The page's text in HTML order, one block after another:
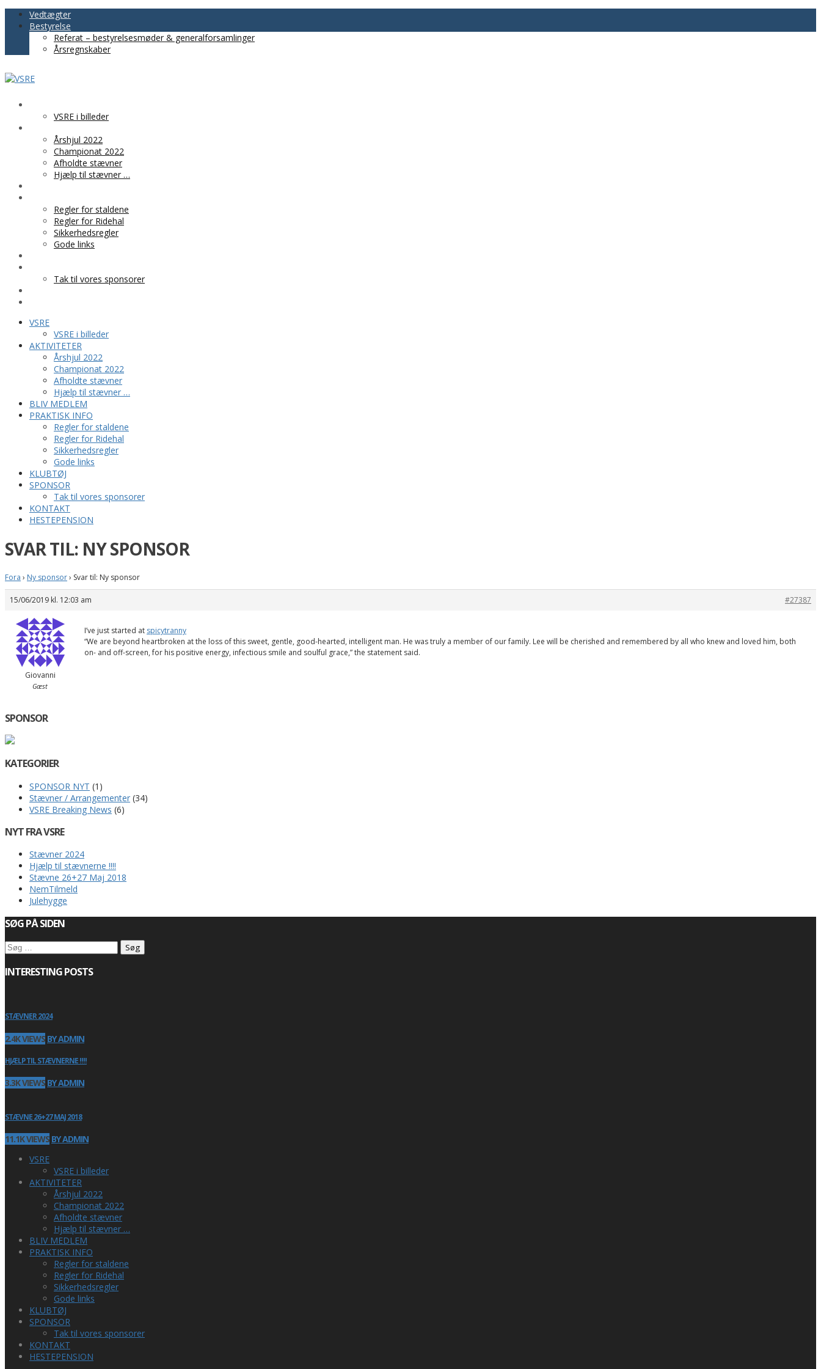
Vedtægter
Bestyrelse
Referat – bestyrelsesmøder & generalforsamlinger
Årsregnskaber
VSRE i billeder
Årshjul 2022
Championat 2022
Afholdte stævner
Hjælp til stævner …
Regler for staldene
Regler for Ridehal
Sikkerhedsregler
Gode links
Tak til vores sponsorer
VSRE
VSRE i billeder
AKTIVITETER
Årshjul 2022
Championat 2022
Afholdte stævner
Hjælp til stævner …
BLIV MEDLEM
PRAKTISK INFO
Regler for staldene
Regler for Ridehal
Sikkerhedsregler
Gode links
KLUBTØJ
SPONSOR
Tak til vores sponsorer
KONTAKT
HESTEPENSION
SVAR TIL: NY SPONSOR
Fora › Ny sponsor› Svar til: Ny sponsor
15/06/2019 kl. 12:03 am #27387
Giovanni
Gæst
I’ve just started at spicytranny
“We are beyond heartbroken at the loss of this sweet, gentle, good-hearted, intelligent man. He was truly a member of our family. Lee will be cherished and remembered by all who knew and loved him, both
on- and off-screen, for his positive energy, infectious smile and soulful grace,” the statement said.
SPONSOR
KATEGORIER
SPONSOR NYT (1)
Stævner / Arrangementer (34)
VSRE Breaking News (6)
NYT FRA VSRE
Stævner 2024
Hjælp til stævnerne !!!!
Stævne 26+27 Maj 2018
NemTilmeld
Julehygge
SØG PÅ SIDEN
Søg
efter:
INTERESTING POSTS
STÆVNER 2024
2.4K VIEWS BY ADMIN
HJÆLP TIL STÆVNERNE !!!!
3.3K VIEWS BY ADMIN
STÆVNE 26+27 MAJ 2018
11.1K VIEWS BY ADMIN
VSRE
VSRE i billeder
AKTIVITETER
Årshjul 2022
Championat 2022
Afholdte stævner
Hjælp til stævner …
BLIV MEDLEM
PRAKTISK INFO
Regler for staldene
Regler for Ridehal
Sikkerhedsregler
Gode links
KLUBTØJ
SPONSOR
Tak til vores sponsorer
KONTAKT
HESTEPENSION